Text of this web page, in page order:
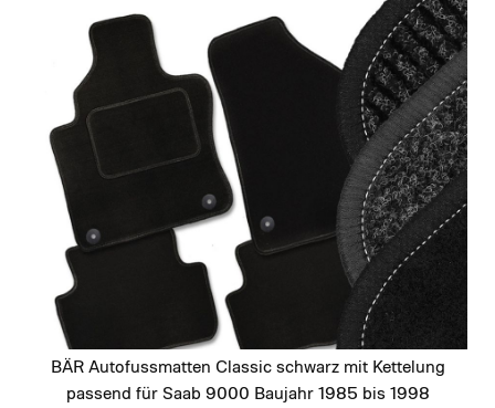
images
gallery
BÄR Autofussmatten Classic schwarz mit Kettelung
passend für Saab 9000 Baujahr 1985 bis 1998